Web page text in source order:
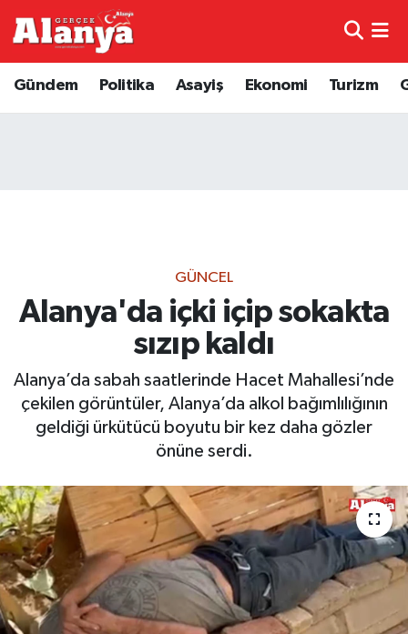
Gündem Politika Asayiş Ekonomi Turizm
GÜNCEL
Alanya'da içki içip sokakta
sızıp kaldı
Alanya’da sabah saatlerinde Hacet Mahallesi’nde
çekilen görüntüler, Alanya’da alkol bağımlılığının
geldiği ürkütücü boyutu bir kez daha gözler
önüne serdi.
Genel
Ekonomi
Gizlilik İlkeleri - Privacy Policy
Güncel
Gündem
Politika
Spor
Trafik Durumu
Haber Arşivi